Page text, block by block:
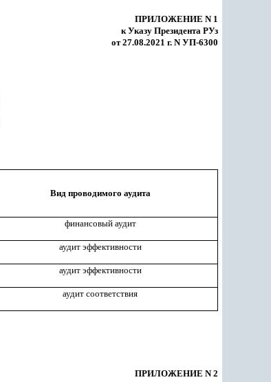
ПРИЛОЖЕНИЕ N 1
к Указу Президента РУз
от 27.08.2021 г. N УП-6300
Вид проводимого аудита
финансовый аудит
аудит эффективности
аудит эффективности
аудит соответствия
ПРИЛОЖЕНИЕ N 2